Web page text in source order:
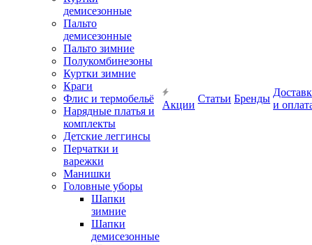
демисезонные
Пальто
демисезонные
Пальто зимние
Полукомбинезоны
Куртки зимние
Краги
Флис и термобельё
Нарядные платья и
комплекты
Детские леггинсы
Перчатки и
варежки
Манишки
Головные уборы
Шапки
зимние
Шапки
демисезонные
Акции
Статьи Бренды
и